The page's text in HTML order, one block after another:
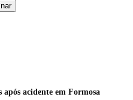
acidente em Formosa